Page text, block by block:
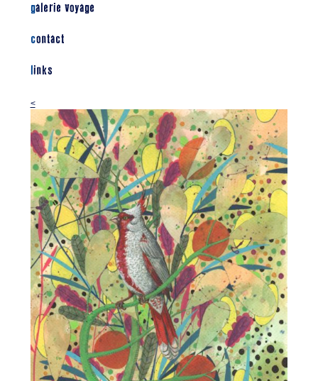
galerie voyage
contact
links
<